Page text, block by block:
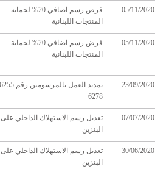
05/11/2020
فرض رسم اضافي 20% لحماية
المنتجات اللبنانية
05/11/2020
فرض رسم اضافي 20% لحماية
المنتجات اللبنانية
23/09/2020
6278
07/07/2020
تعديل رسم الاستهلاك الداخلي على
البنزين
30/06/2020
تعديل رسم الاستهلاك الداخلي على
البنزين